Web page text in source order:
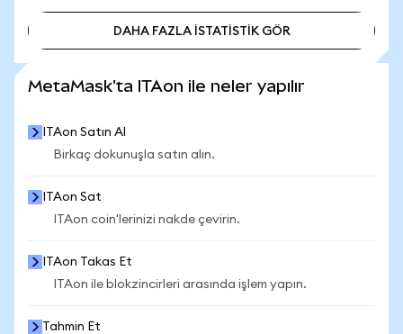
DAHA FAZLA İSTATİSTİK GÖR
MetaMask'ta ITAon ile neler yapılır
ITAon Satın Al
Birkaç dokunuşla satın alın.
ITAon Sat
ITAon coin'lerinizi nakde çevirin.
ITAon Takas Et
ITAon ile blokzincirleri arasında işlem yapın.
Tahmin Et